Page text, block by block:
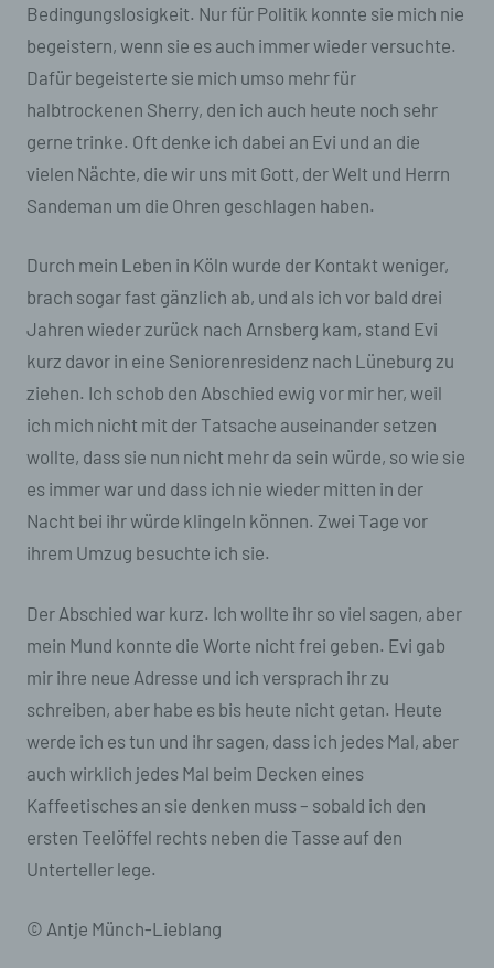
Bedingungslosigkeit. Nur für Politik konnte sie mich nie
begeistern, wenn sie es auch immer wieder versuchte.
Dafür begeisterte sie mich umso mehr für
halbtrockenen Sherry, den ich auch heute noch sehr
gerne trinke. Oft denke ich dabei an Evi und an die
vielen Nächte, die wir uns mit Gott, der Welt und Herrn
Sandeman um die Ohren geschlagen haben.
Durch mein Leben in Köln wurde der Kontakt weniger,
brach sogar fast gänzlich ab, und als ich vor bald drei
Jahren wieder zurück nach Arnsberg kam, stand Evi
kurz davor in eine Seniorenresidenz nach Lüneburg zu
ziehen. Ich schob den Abschied ewig vor mir her, weil
ich mich nicht mit der Tatsache auseinander setzen
wollte, dass sie nun nicht mehr da sein würde, so wie sie
es immer war und dass ich nie wieder mitten in der
Nacht bei ihr würde klingeln können. Zwei Tage vor
ihrem Umzug besuchte ich sie.
Der Abschied war kurz. Ich wollte ihr so viel sagen, aber
mein Mund konnte die Worte nicht frei geben. Evi gab
mir ihre neue Adresse und ich versprach ihr zu
schreiben, aber habe es bis heute nicht getan. Heute
werde ich es tun und ihr sagen, dass ich jedes Mal, aber
auch wirklich jedes Mal beim Decken eines
Kaffeetisches an sie denken muss – sobald ich den
ersten Teelöffel rechts neben die Tasse auf den
Unterteller lege.
© Antje Münch-Lieblang
(8) sonstige ähnliche Daten und Informationen, die
der Gefahrenabwehr im Falle von Angriffen auf
unsere informationstechnologischen Systeme
dienen.
Bei der Nutzung dieser allgemeinen Daten und
die betroffene Person. Diese Informationen werden
vielmehr benötigt, um (1) die Inhalte unserer
zu optimieren, (3) die dauerhafte
Funktionsfähigkeit unserer
informationstechnologischen Systeme und der
Technik unserer Internetseite zu gewährleisten
sowie (4) um Strafverfolgungsbehörden im Falle
notwendigen Informationen bereitzustellen. Diese
anonym erhobenen Daten und Informationen
werden durch uns daher einerseits statistisch und
ferner mit dem Ziel ausgewertet, den Datenschutz
und die Datensicherheit in unserem Unternehmen
zu erhöhen, um letztlich ein optimales
Schutzniveau für die von uns verarbeiteten
personenbezogenen Daten sicherzustellen. Die
angegebenen personenbezogenen Daten
gespeichert.
Registrierung auf unserer Internetseite
Die betroffene Person hat die Möglichkeit, sich auf
Verantwortlichen unter Angabe von
personenbezogenen Daten zu registrieren.
Welche personenbezogenen Daten dabei an den
für die Verarbeitung Verantwortlichen übermittelt
werden, ergibt sich aus der jeweiligen
eingegebenen personenbezogenen Daten werden